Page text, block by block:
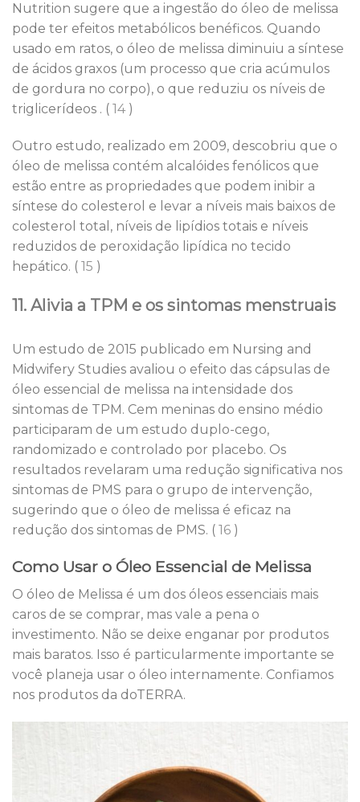
Nutrition sugere que a ingestão do óleo de melissa
pode ter efeitos metabólicos benéficos. Quando
usado em ratos, o óleo de melissa diminuiu a síntese
de ácidos graxos (um processo que cria acúmulos
de gordura no corpo), o que reduziu os níveis de
triglicerídeos . ( 14)
Outro estudo, realizado em 2009, descobriu que o
óleo de melissa contém alcalóides fenólicos que
estão entre as propriedades que podem inibir a
síntese do colesterol e levar a níveis mais baixos de
colesterol total, níveis de lipídios totais e níveis
reduzidos de peroxidação lipídica no tecido
hepático. ( 15 )
11. Alivia a TPM e os sintomas menstruais
Um estudo de 2015 publicado em Nursing and
Midwifery Studies avaliou o efeito das cápsulas de
óleo essencial de melissa na intensidade dos
sintomas de TPM. Cem meninas do ensino médio
participaram de um estudo duplo-cego,
randomizado e controlado por placebo. Os
resultados revelaram uma redução significativa nos
sintomas de PMS para o grupo de intervenção,
sugerindo que o óleo de melissa é eficaz na
redução dos sintomas de PMS. ( 16 )
Como Usar o Óleo Essencial de Melissa
O óleo de Melissa é um dos óleos essenciais mais
caros de se comprar, mas vale a pena o
investimento. Não se deixe enganar por produtos
mais baratos. Isso é particularmente importante se
você planeja usar o óleo internamente. Confiamos
nos produtos da doTERRA.